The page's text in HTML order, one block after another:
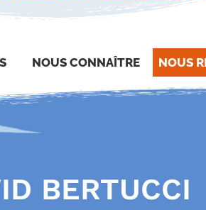
NOUS CONNAÎTRE NOUS
BERTUCCI